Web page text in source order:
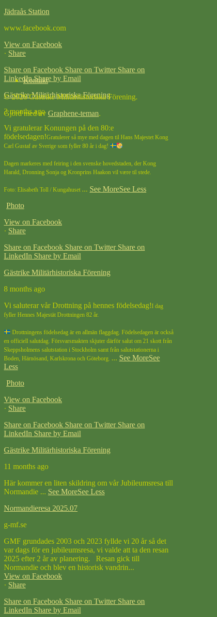
Jädraås Station
www.facebook.com
View on Facebook
· Share
Share on Facebook Share on Twitter Share on
LinkedIn Share by Email
Gästrike Militärhistoriska Förening
3 months ago
Vi gratulerar Konungen på den 80:e
födelsedagen!Gratulerer så mye med dagen til Hans Majestet Kong
Carl Gustaf av Sverige som fyller 80 år i dag!
Dagen markeres med feiring i den svenske hovedstaden, der Kong
Harald, Dronning Sonja og Kronprins Haakon vil være til stede.
Foto: Elisabeth Toll / Kungahuset ... See MoreSee Less
Photo
View on Facebook
· Share
Share on Facebook Share on Twitter Share on
LinkedIn Share by Email
Gästrike Militärhistoriska Förening
8 months ago
Vi saluterar vår Drottning på hennes födelsedag!I dag
fyller Hennes Majestät Drottningen 82 år.
Drottningens födelsedag är en allmän flaggdag. Födelsedagen är också
en officiell salutdag. Försvarsmakten skjuter därför salut om 21 skott från
Skeppsholmens salutstation i Stockholm samt från salutstationerna i
Boden, Härnösand, Karlskrona och Göteborg. ... See MoreSee
Less
Photo
View on Facebook
· Share
Share on Facebook Share on Twitter Share on
LinkedIn Share by Email
Gästrike Militärhistoriska Förening
11 months ago
Här kommer en liten skildring om vår Jubileumsresa till
Normandie ... See MoreSee Less
Normandieresa 2025.07
g-mf.se
GMF grundades 2003 och 2023 fyllde vi 20 år så det
var dags för en jubileumsresa, vi valde att ta den resan
2025 efter 2 år av planering. Resan gick till
Normandie och blev en historisk vandrin...
View on Facebook
· Share
Share on Facebook Share on Twitter Share on
LinkedIn Share by Email
Kontakt
© 2026 Gästrike Militärhistoriska Förening.
Gjord medav Graphene-teman.